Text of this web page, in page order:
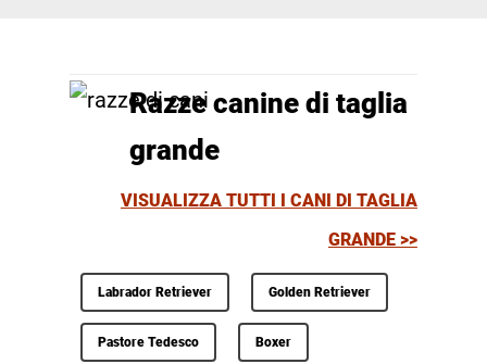
Razze canine di taglia
grande
VISUALIZZA TUTTI I CANI DI TAGLIA
GRANDE >>
Labrador Retriever Golden Retriever
Pastore Tedesco Boxer